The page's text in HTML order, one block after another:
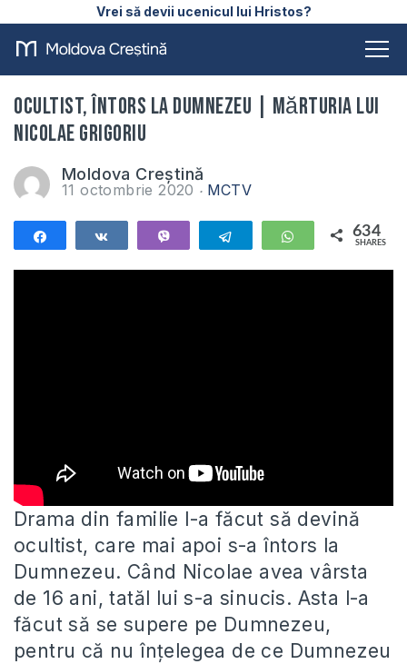
Vrei să devii ucenicul lui Hristos?
Ocultist, întors la Dumnezeu | Mărturia lui
Nicolae Grigoriu
Moldova Creștină
11 octombrie 2020 MCTV
Telegram WhatsApp
634
SHARES
Drama din familie l-a făcut să devină
ocultist, care mai apoi s-a întors la
Dumnezeu. Când Nicolae avea vârsta
de 16 ani, tatăl lui s-a sinucis. Asta l-a
făcut să se supere pe Dumnezeu,
pentru că nu înțelegea de ce Dumnezeu